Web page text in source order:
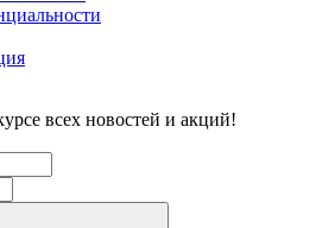
всех новостей и акций!